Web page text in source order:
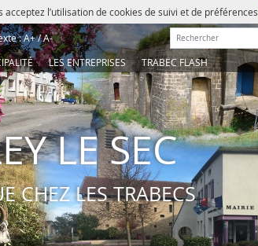
l’utilisation de cookies de suivi et de préférences
:A+/A- Rechercher :
LES ENTREPRISES TRABEC FLASH
LE SEC
CHEZ LES TRABECS